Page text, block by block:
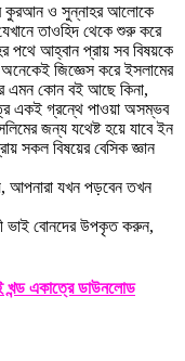
কুরআন ও সুন্নাহর আলোকে
তাওহিদ থেকে শুরু করে
আহ্বান প্রায় সব বিষয়কে
জিজ্ঞেস করে ইসলামের
এমন কোন বই আছে কিনা,
একই গ্রন্থে পাওয়া অসম্ভব
জন্য যথেষ্ট হয়ে যাবে ইন
সকল বিষয়ের বেসিক জ্ঞান
আপনারা যখন পড়বেন তখন
ভাই বোনদের উপকৃত করুন,
একাত্রে ডাউনলোড